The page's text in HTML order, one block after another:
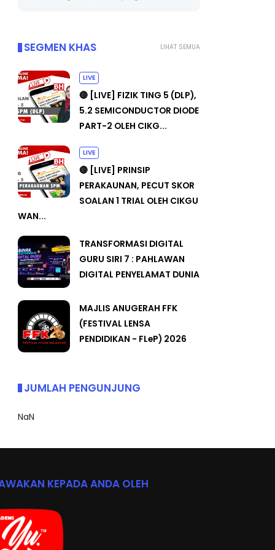
LIHAT SEMUA
SEGMEN KHAS
LIVE
🔴 [LIVE] FIZIK TING 5 (DLP),
5.2 SEMICONDUCTOR DIODE
PART-2 OLEH CIKG...
LIVE
🔴 [LIVE] PRINSIP
PERAKAUNAN, PECUT SKOR
SOALAN 1 TRIAL OLEH CIKGU
WAN...
TRANSFORMASI DIGITAL
GURU SIRI 7 : PAHLAWAN
DIGITAL PENYELAMAT DUNIA
MAJLIS ANUGERAH FFK
(FESTIVAL LENSA
PENDIDIKAN - FLeP) 2026
JUMLAH PENGUNJUNG
NaN
KEPADA ANDA OLEH